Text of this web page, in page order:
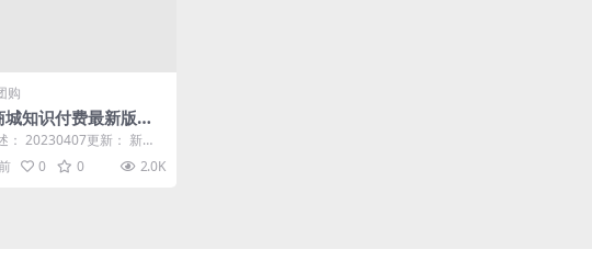
购
城知识付费最新版二
等功能
： 20230407更新： 新增
新增模板内容可在后台全
0 0 2.0K